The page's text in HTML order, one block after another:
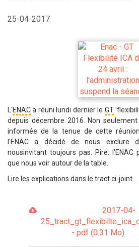
25-04-2017
L'ENACa réuni lundi dernier le GT
depuis décembre 2016. Non
informée de la tenue de cette
l'ENAC a décidé de nous exclure
nousinvitant toujours pas. Pire: l'ENAC
que nous voir autour de la table.
Lire les explications dans le tract ci-joint.
2017-04-
- pdf (0.31 Mo)